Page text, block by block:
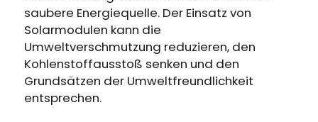
Garantie abgelaufen ist
Anmeldung
Benutzerkonto erstellen
saubere Energiequelle. Der Einsatz von
Solarmodulen kann die
Umweltverschmutzung reduzieren, den
Kohlenstoffausstoß senken und den
Grundsätzen der Umweltfreundlichkeit
entsprechen.